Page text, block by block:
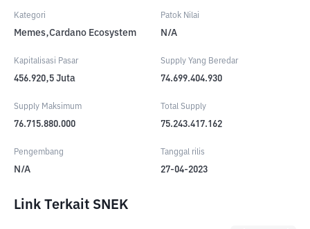
Kategori
Memes,Cardano Ecosystem
Patok Nilai
N/A
Kapitalisasi Pasar
456.920,5 Juta
Supply Yang Beredar
74.699.404.930
Supply Maksimum
76.715.880.000
Total Supply
75.243.417.162
Pengembang
N/A
Tanggal rilis
27-04-2023
Link Terkait SNEK